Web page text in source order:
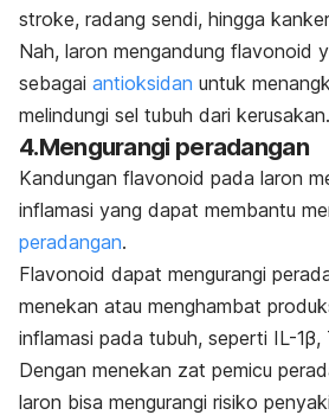
stroke, radang sendi, hingga
Nah, laron mengandung flavonoid
sebagai antioksidan untuk
melindungi sel tubuh dari kerusakan.
4.Mengurangi peradangan
Kandungan flavonoid pada laron
inflamasi yang dapat membantu
peradangan.
Flavonoid dapat mengurangi
menekan atau menghambat
inflamasi pada tubuh, seperti IL-
Dengan menekan zat pemicu
laron bisa mengurangi risiko